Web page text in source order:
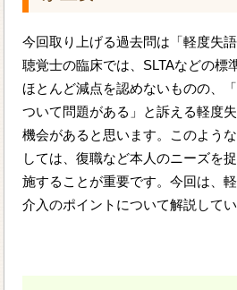
今回取り上げる過去問は「軽度失
聴覚士の臨床では、SLTAなどの標
ほとんど減点を認めないものの、
ついて問題がある」と訴える軽度
機会があると思います。このよう
しては、復職など本人のニーズを
施することが重要です。今回は、
介入のポイントについて解説してい